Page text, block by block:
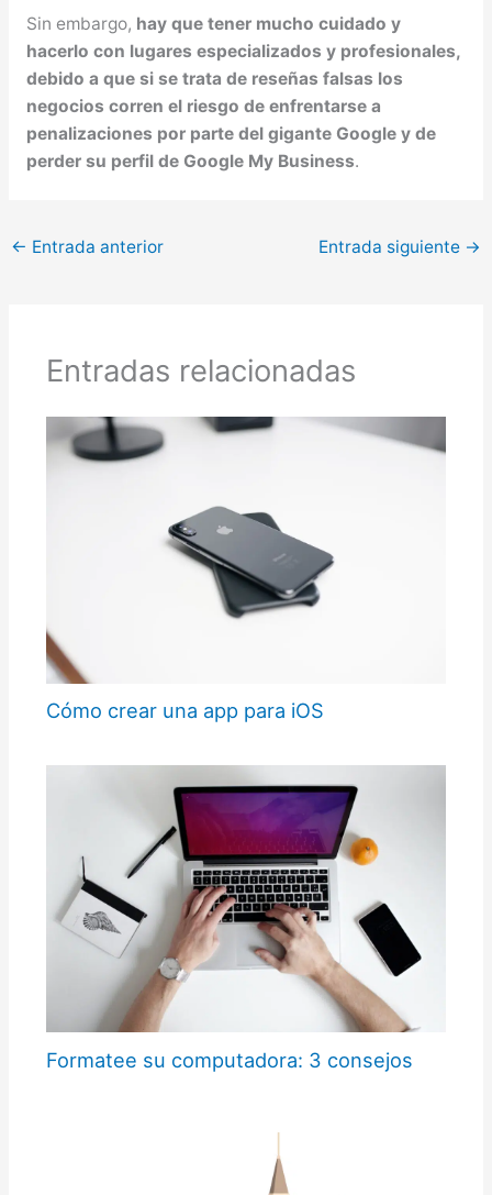
Sin embargo, hay que tener mucho cuidado y
hacerlo con lugares especializados y profesionales,
debido a que si se trata de reseñas falsas los
negocios corren el riesgo de enfrentarse a
penalizaciones por parte del gigante Google y de
perder su perfil de Google My Business.
← Entrada anterior Entrada siguiente →
Entradas relacionadas
Cómo crear una app para iOS
Formatee su computadora: 3 consejos